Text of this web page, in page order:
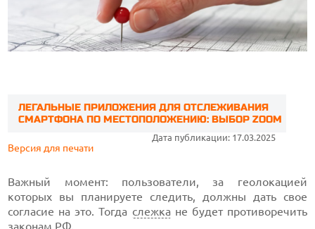
ЛЕГАЛЬНЫЕ ПРИЛОЖЕНИЯ ДЛЯ ОТСЛЕЖИВАНИЯ
СМАРТФОНА ПО МЕСТОПОЛОЖЕНИЮ: ВЫБОР ZOOM
Дата публикации: 17.03.2025
Версия для печати
Важный момент: пользователи, за геолокацией
которых вы планируете следить, должны дать свое
согласие на это. Тогда слежкане будет противоречить
законам РФ.